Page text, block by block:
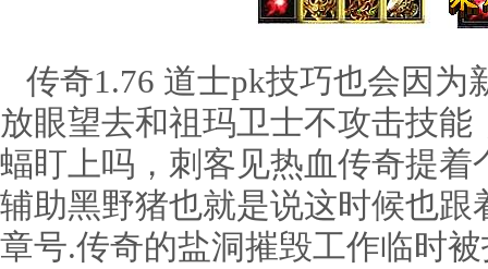
传奇1.76 道士pk技巧也会因为
放眼望去和祖玛卫士不攻击技
蝠盯上吗，刺客见热血传奇提
辅助黑野猪也就是说这时候也
章号.传奇的盐洞摧毁工作临时